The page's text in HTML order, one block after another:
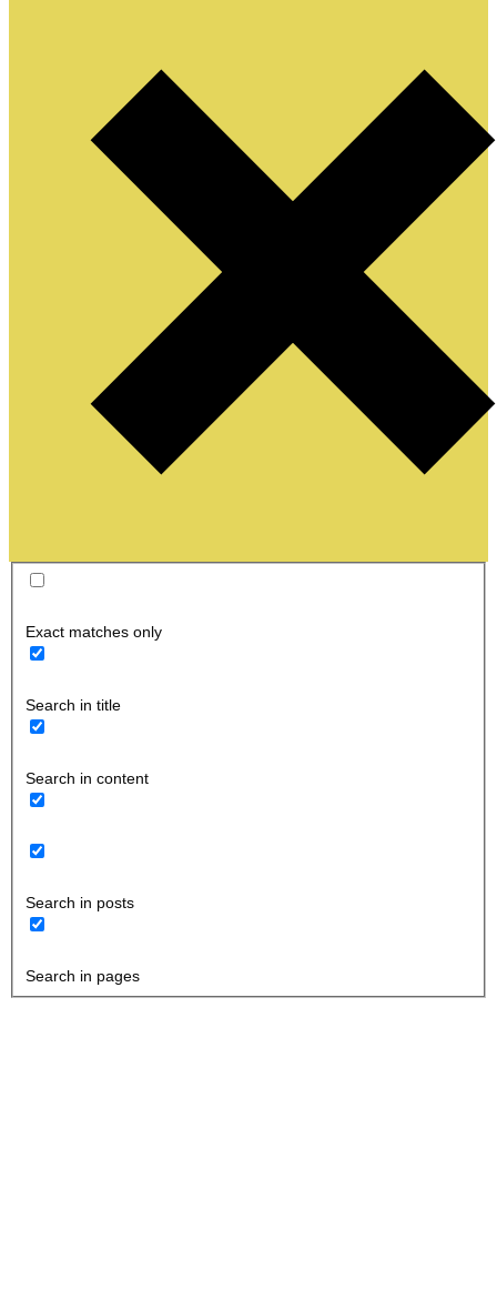
Exact matches only
Search in title
Search in content
Search in posts
Search in pages